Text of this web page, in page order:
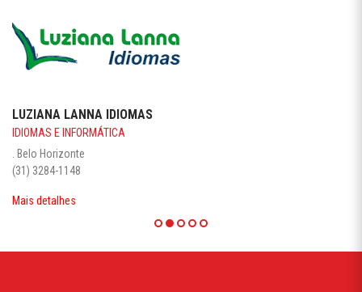
LUZIANA LANNA IDIOMAS
IDIOMAS E INFORMÁTICA
. Belo Horizonte
(31) 3284-1148
Mais detalhes